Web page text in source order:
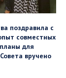
поздравила с
совместных
для
вручено